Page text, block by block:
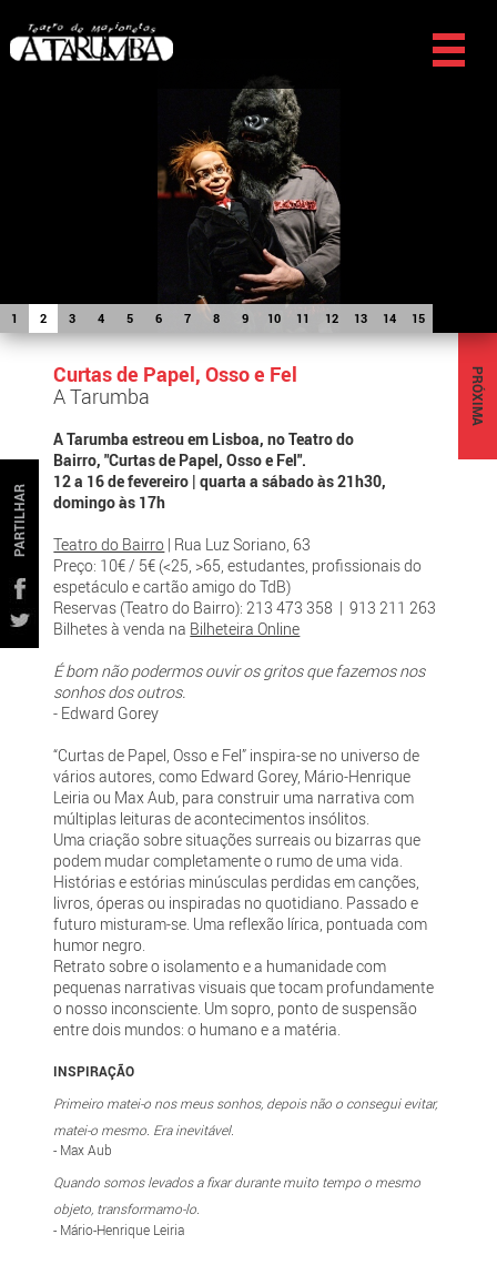
1 2 3 4 5 6 7 8 9 10 11 12 13 14 15
PRÓXIMA
PARTILHAR
Curtas de Papel, Osso e Fel
A Tarumba
A Tarumba estreou em Lisboa, no Teatro do
Bairro, "Curtas de Papel, Osso e Fel".
12 a 16 de fevereiro | quarta a sábado às 21h30,
domingo às 17h
Teatro do Bairro | Rua Luz Soriano, 63
Preço: 10€ / 5€ (<25, >65, estudantes, profissionais do
espetáculo e cartão amigo do TdB)
Reservas (Teatro do Bairro): 213 473 358 | 913 211 263
Bilhetes à venda na Bilheteira Online
É bom não podermos ouvir os gritos que fazemos nos
sonhos dos outros.
- Edward Gorey
“Curtas de Papel, Osso e Fel” inspira-se no universo de
vários autores, como Edward Gorey, Mário-Henrique
Leiria ou Max Aub, para construir uma narrativa com
múltiplas leituras de acontecimentos insólitos.
Uma criação sobre situações surreais ou bizarras que
podem mudar completamente o rumo de uma vida.
Histórias e estórias minúsculas perdidas em canções,
livros, óperas ou inspiradas no quotidiano. Passado e
futuro misturam-se. Uma reflexão lírica, pontuada com
humor negro.
Retrato sobre o isolamento e a humanidade com
pequenas narrativas visuais que tocam profundamente
o nosso inconsciente. Um sopro, ponto de suspensão
entre dois mundos: o humano e a matéria.
INSPIRAÇÃO
Primeiro matei-o nos meus sonhos, depois não o consegui evitar,
matei-o mesmo. Era inevitável.
- Max Aub
Quando somos levados a fixar durante muito tempo o mesmo
objeto, transformamo-lo.
- Mário-Henrique Leiria